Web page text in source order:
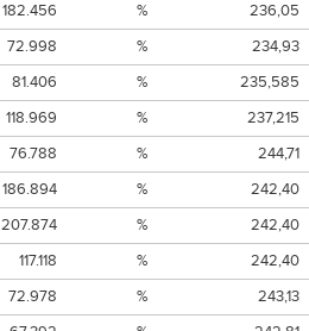
182.456 %
236,05
72.998 %
234,93
81.406 %
235,585
118.969 %
237,215
76.788 %
244,71
186.894 %
242,40
207.874 %
242,40
117.118 %
242,40
72.978 %
243,13